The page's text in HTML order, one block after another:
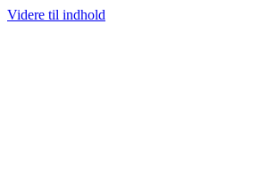
Videre til indhold